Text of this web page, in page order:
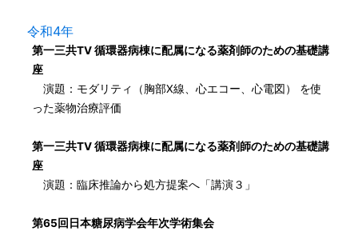
令和4年
第一三共TV 循環器病棟に配属になる薬剤師のための基礎講
座
演題：モダリティ（胸部X線、心エコー、心電図） を使
った薬物治療評価
第一三共TV 循環器病棟に配属になる薬剤師のための基礎講
座
演題：臨床推論から処方提案へ「講演３」
第65回日本糖尿病学会年次学術集会